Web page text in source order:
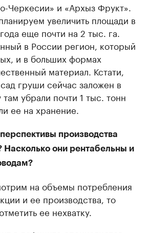
Черкесии» и «Архыз Фрукт».
увеличить площади в
еще почти на 2 тыс. га.
в России регион, который
и в больших формах
материал. Кстати,
груши сейчас заложен в
убрали почти 1 тыс. тонн
ее на хранение.
производства
Насколько они рентабельны и
на объемы потребления
и ее производства, то
ее нехватку.